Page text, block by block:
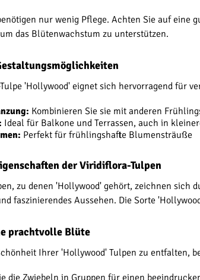
nur wenig Pflege. Achten Sie auf eine
das Blütenwachstum zu unterstützen.
'Hollywood' eignet sich hervorragend für
Kombinieren Sie sie mit anderen
Ideal für Balkone und Terrassen, auch in
Perfekt für frühlingshafte Blumensträuße
der Viridiflora-Tulpen
zu denen 'Hollywood' gehört, zeichnen sich
faszinierendes Aussehen. Die Sorte
prachtvolle Blüte
Ihrer 'Hollywood' Tulpen zu entfalten,
die Zwiebeln in Gruppen für einen